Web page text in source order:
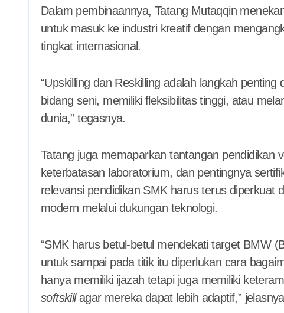
Dalam pembinaannya, Tatang Mutaqqin
untuk masuk ke industri kreatif dengan
tingkat internasional.
“Upskilling dan Reskilling adalah langkah
bidang seni, memiliki fleksibilitas tinggi, atau
dunia,” tegasnya.
Tatang juga memaparkan tantangan pendidikan
keterbatasan laboratorium, dan pentingnya
relevansi pendidikan SMK harus terus diperkuat
modern melalui dukungan teknologi.
“SMK harus betul-betul mendekati target BMW
untuk sampai pada titik itu diperlukan cara
hanya memiliki ijazah tetapi juga memiliki
softskillagar mereka dapat lebih adaptif,”